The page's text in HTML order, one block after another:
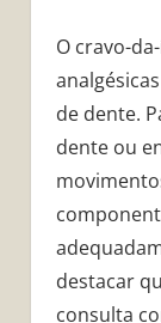
O cravo-
de dente.
dente ou
destacar
consulta